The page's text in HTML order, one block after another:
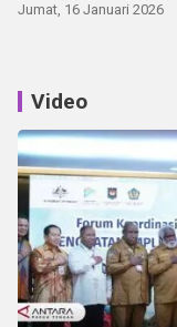
Jumat, 16 Januari 2026
Video